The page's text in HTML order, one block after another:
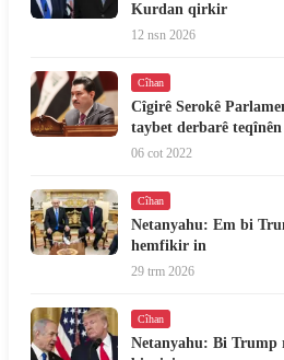
Kurdan qirkir
12 nsn 2026
Cîhan
Cîgirê Serokê
taybet derbarê
06 cot 2022
Cîhan
Netanyahu: Em bi
hemfikir in
29 trm 2026
Cîhan
Netanyahu: Bi Trump